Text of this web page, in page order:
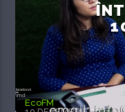
EcoFM